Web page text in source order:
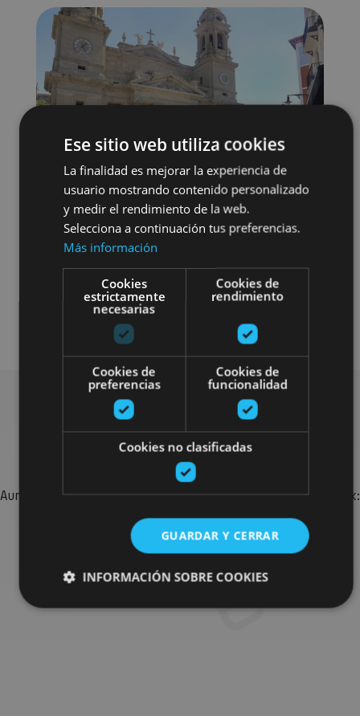
Localidades Visitas guiadas
Camino de Santiago
Bilatu plan gehiago
Aurkitu zure bidaia Nafarroan osatzeko planak eta iradokizunak:
jarduera antolatuak, bisitak eta agendaren ekitaldi
garrantzitsuenak.
Joan planen bilatzailera
Ese sitio web utiliza cookies
La finalidad es mejorar la experiencia de
usuario mostrando contenido personalizado
y medir el rendimiento de la web.
Selecciona a continuación tus preferencias.
Más información
Cookies
estrictamente
necesarias
Cookies de
rendimiento
Cookies de
preferencias
Cookies de
funcionalidad
Cookies no clasificadas
GUARDAR Y CERRAR
INFORMACIÓN SOBRE COOKIES